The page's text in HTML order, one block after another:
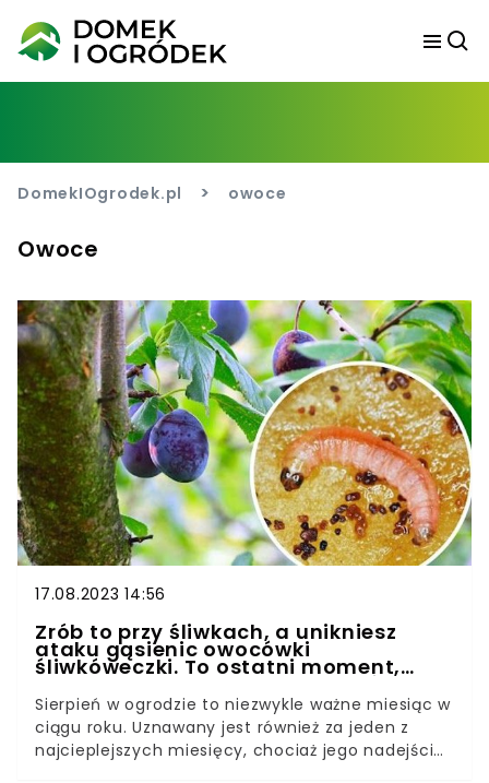
DomekIOgrodek.pl > owoce
Owoce
17.08.2023 14:56
Zrób to przy śliwkach, a unikniesz
ataku gąsienic owocówki
śliwkóweczki. To ostatni moment,
szkodniki zaraz zaczną żerować
Sierpień w ogrodzie to niezwykle ważne miesiąc w
ciągu roku. Uznawany jest również za jeden z
najcieplejszych miesięcy, chociaż jego nadejścia